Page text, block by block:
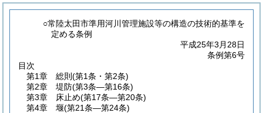
○常陸太田市準用河川管理施設等の構造の技術的基準を
定める条例
平成25年3月28日
条例第6号
目次
第1章
総則 (第1条・第2条)
第2章
堤防(第3条―第16条)
第3章
床止め(第17条―第20条)
第4章
堰(第21条―第24条)